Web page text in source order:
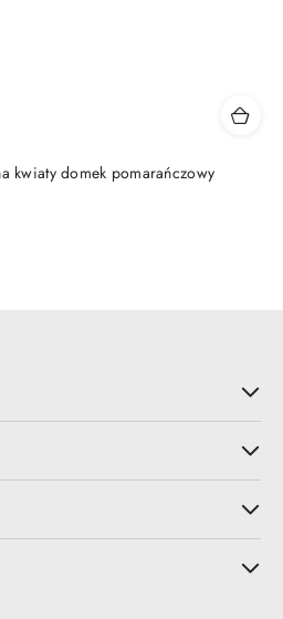
kwiaty domek pomarańczowy